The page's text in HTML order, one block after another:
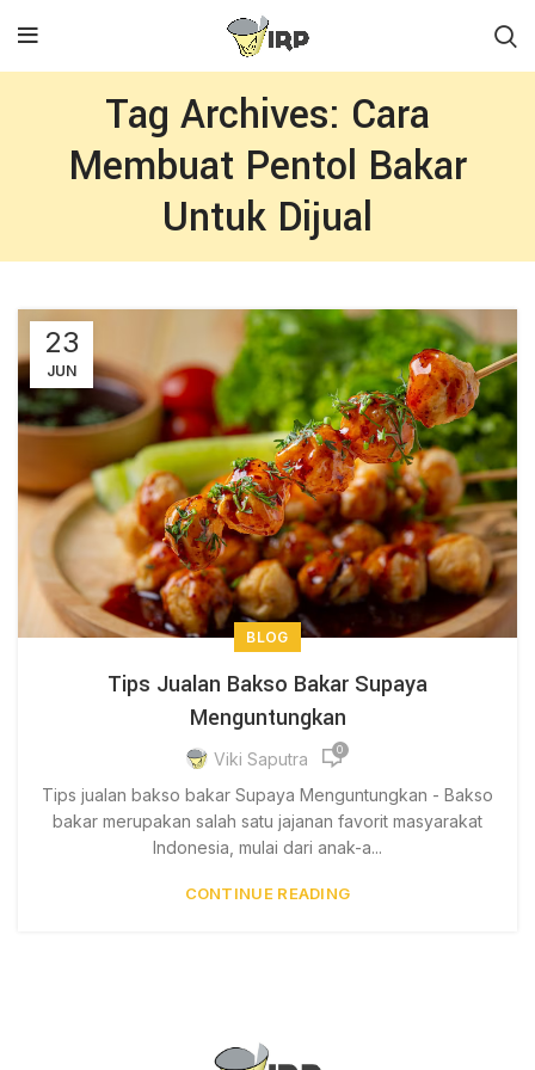
Tag Archives: Cara
Membuat Pentol Bakar
Untuk Dijual
23
JUN
BLOG
Tips Jualan Bakso Bakar Supaya
Menguntungkan
Viki Saputra 0
Tips jualan bakso bakar Supaya Menguntungkan - Bakso
bakar merupakan salah satu jajanan favorit masyarakat
Indonesia, mulai dari anak-a...
CONTINUE READING